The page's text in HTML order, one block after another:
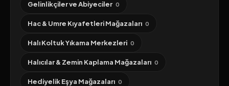
Gelinlikçiler ve Abiyeciler 0
Hac & Umre Kıyafetleri Mağazaları 0
Halı Koltuk Yıkama Merkezleri 0
Halıcılar & Zemin Kaplama Mağazaları 0
Hediyelik Eşya Mağazaları 0